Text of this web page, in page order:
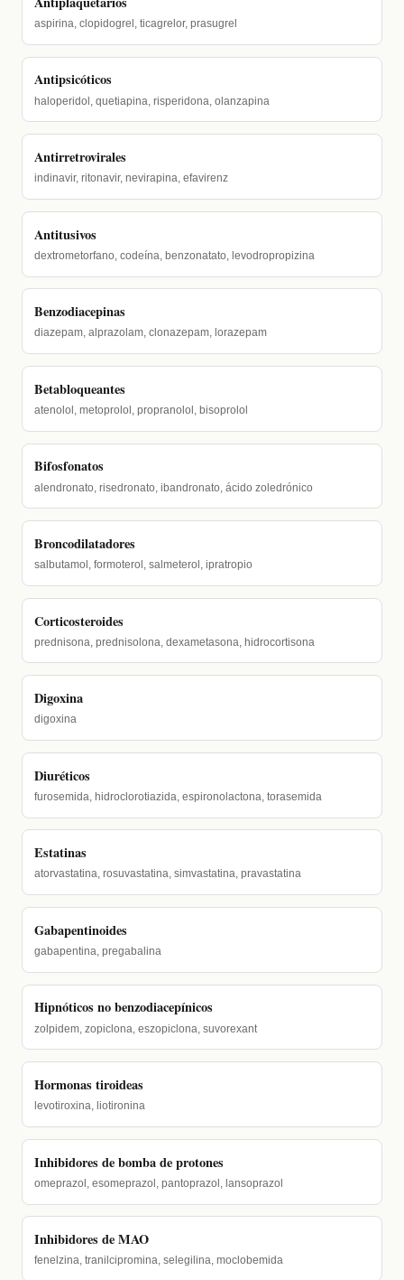
aspirina, clopidogrel, ticagrelor, prasugrel
Antipsicóticos
haloperidol, quetiapina, risperidona, olanzapina
Antirretrovirales
indinavir, ritonavir, nevirapina, efavirenz
Antitusivos
dextrometorfano, codeína, benzonatato, levodropropizina
Benzodiacepinas
diazepam, alprazolam, clonazepam, lorazepam
Betabloqueantes
atenolol, metoprolol, propranolol, bisoprolol
Bifosfonatos
alendronato, risedronato, ibandronato, ácido zoledrónico
Broncodilatadores
salbutamol, formoterol, salmeterol, ipratropio
Corticosteroides
prednisona, prednisolona, dexametasona, hidrocortisona
Digoxina
digoxina
Diuréticos
furosemida, hidroclorotiazida, espironolactona, torasemida
Estatinas
atorvastatina, rosuvastatina, simvastatina, pravastatina
Gabapentinoides
gabapentina, pregabalina
Hipnóticos no benzodiacepínicos
zolpidem, zopiclona, eszopiclona, suvorexant
Hormonas tiroideas
levotiroxina, liotironina
Inhibidores de bomba de protones
omeprazol, esomeprazol, pantoprazol, lansoprazol
Inhibidores de MAO
fenelzina, tranilcipromina, selegilina, moclobemida